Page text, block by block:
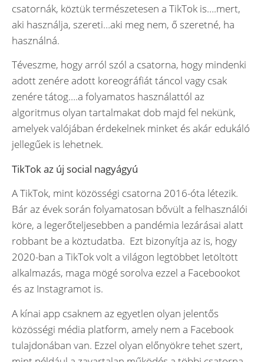
csatornák, köztük természetesen a TikTok is….mert,
aki használja, szereti…aki meg nem, ő szeretné, ha
használná.
Téveszme, hogy arról szól a csatorna, hogy mindenki
adott zenére adott koreográfiát táncol vagy csak
zenére tátog….a folyamatos használattól az
algoritmus olyan tartalmakat dob majd fel nekünk,
amelyek valójában érdekelnek minket és akár edukáló
jellegűek is lehetnek.
TikTok az új social nagyágyú
A TikTok, mint közösségi csatorna 2016-óta létezik.
Bár az évek során folyamatosan bővült a felhasználói
köre, a legerőteljesebben a pandémia lezárásai alatt
robbant be a köztudatba. Ezt bizonyítja az is, hogy
2020-ban a TikTok volt a világon legtöbbet letöltött
alkalmazás, maga mögé sorolva ezzel a Facebookot
és az Instagramot is.
A kínai app csaknem az egyetlen olyan jelentős
közösségi média platform, amely nem a Facebook
tulajdonában van. Ezzel olyan előnyökre tehet szert,